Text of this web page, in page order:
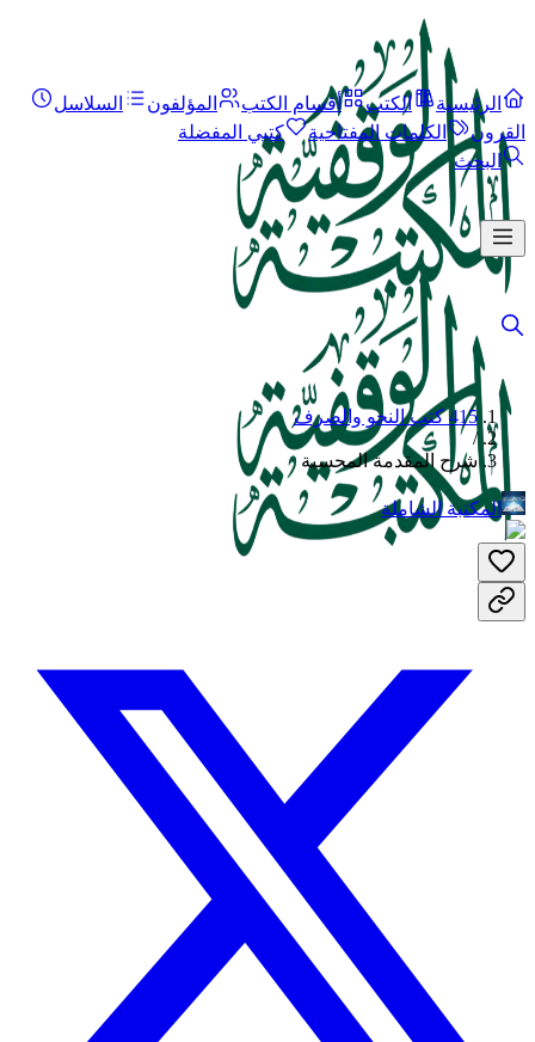
الرئيسية الكتب أقسام الكتب المؤلفون
السلاسل
القرون
الكلمات المفتاحية
كتبي المفضلة
البحث
415 كتب النحو والصرف
/
شرح المقدمة المحسبة
المكتبة الشاملة